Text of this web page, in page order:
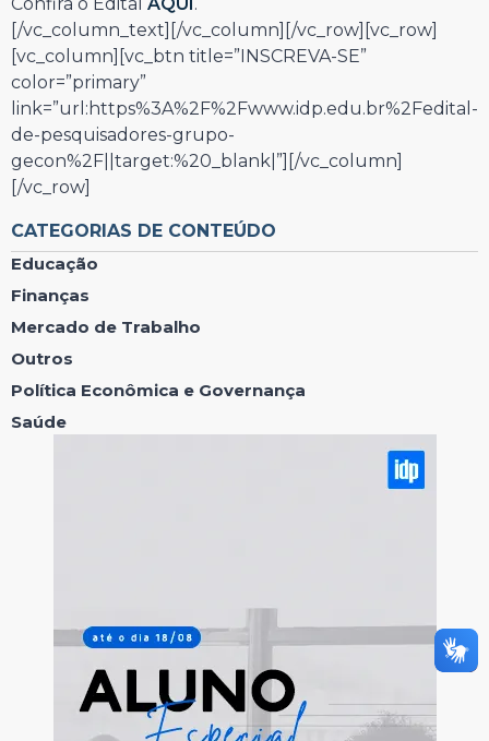
[/vc_column_text][/vc_column][/vc_row][vc_row]
[vc_column][vc_btn title=”INSCREVA-SE”
color=”primary”
link=”url:https%3A%2F%2Fwww.idp.edu.br%2Fedital-
de-pesquisadores-grupo-
gecon%2F||target:%20_blank|”][/vc_column]
[/vc_row]
CATEGORIAS DE CONTEÚDO
Educação
Finanças
Mercado de Trabalho
Outros
Política Econômica e Governança
Saúde